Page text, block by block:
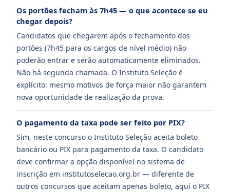
Os portões fecham às 7h45 — o que acontece se eu
chegar depois?
Candidatos que chegarem após o fechamento dos
portões (7h45 para os cargos de nível médio) não
poderão entrar e serão automaticamente eliminados.
Não há segunda chamada. O Instituto Seleção é
explícito: mesmo motivos de força maior não garantem
nova oportunidade de realização da prova.
O pagamento da taxa pode ser feito por PIX?
Sim, neste concurso o Instituto Seleção aceita boleto
bancário ou PIX para pagamento da taxa. O candidato
deve confirmar a opção disponível no sistema de
inscrição em institutoselecao.org.br — diferente de
outros concursos que aceitam apenas boleto, aqui o PIX